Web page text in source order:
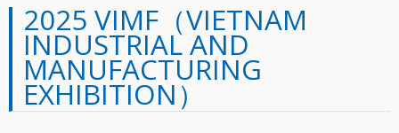
2025 VIMF（VIETNAM
INDUSTRIAL AND
MANUFACTURING
EXHIBITION）